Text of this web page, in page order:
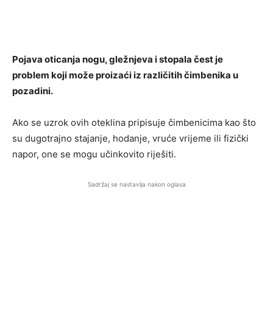
Pojava oticanja nogu, gležnjeva i stopala čest je
problem koji može proizaći iz različitih čimbenika u
pozadini.
Ako se uzrok ovih oteklina pripisuje čimbenicima kao što
su dugotrajno stajanje, hodanje, vruće vrijeme ili fizički
napor, one se mogu učinkovito riješiti.
Sadržaj se nastavlja nakon oglasa